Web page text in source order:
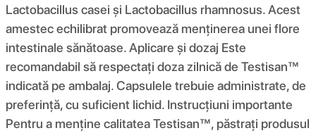
Lactobacillus casei și Lactobacillus rhamnosus. Acest
amestec echilibrat promovează menținerea unei flore
intestinale sănătoase. Aplicare și dozaj Este
recomandabil să respectați doza zilnică de Testisan™
indicată pe ambalaj. Capsulele trebuie administrate, de
preferință, cu suficient lichid. Instrucțiuni importante
Pentru a menține calitatea Testisan™, păstrați produsul